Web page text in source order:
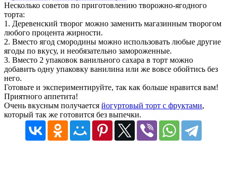
Несколько советов по приготовлению творожно-ягодного
торта:
1. Деревенский творог можно заменить магазинным творогом
любого процента жирности.
2. Вместо ягод смородины можно использовать любые другие
ягоды по вкусу, и необязательно замороженные.
3. Вместо 2 упаковок ванильного сахара в торт можно
добавить одну упаковку ванилина или же вовсе обойтись без
него.
Готовьте и экспериментируйте, так как больше нравится вам!
Приятного аппетита!
Очень вкусным получается йогуртовый торт с фруктами,
который так же готовится без выпечки.